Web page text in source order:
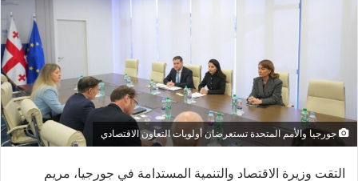
جورجيا والأمم المتحدة تستعرضان أولويات التعاون الاقتصادي
التقت وزيرة الاقتصاد والتنمية المستدامة في جورجيا، مريم